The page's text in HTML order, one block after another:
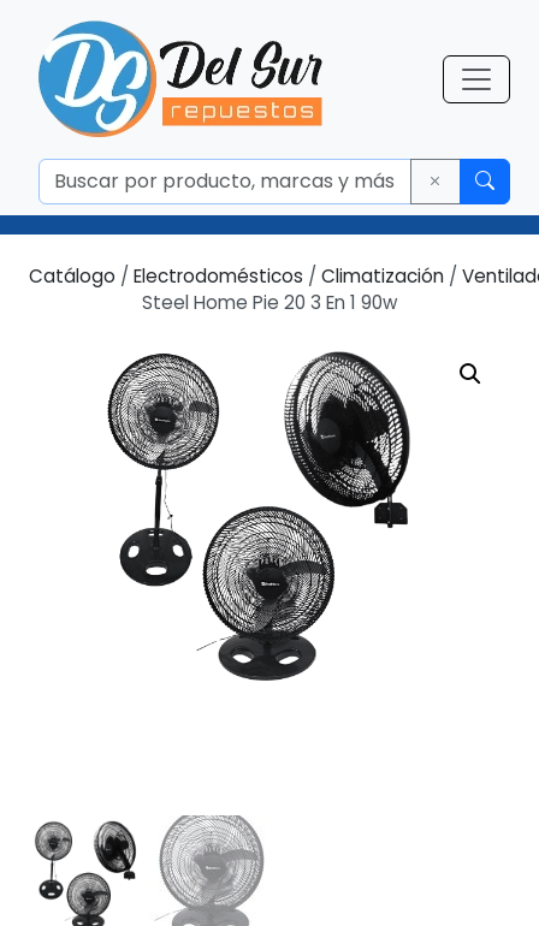
Catálogo / Electrodomésticos / Climatización /
Steel Home Pie 20 3 En 1 90w